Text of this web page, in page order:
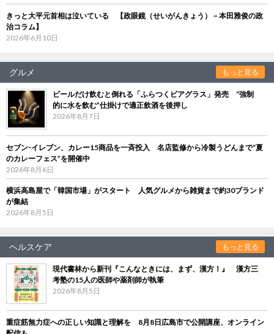
きっと大平元首相は泣いている 【政眼鏡（せいがんきょう）－本田雅俊の政
治コラム】
2026年6月10日
グルメ もっと見る
ビールだけ飲むと倒れる「ふらつくビアグラス」発売 “強制
的に水を飲む”仕掛けで適正飲酒を後押し
2026年8月7日
セブン‐イレブン、カレー15商品を一斉投入 名店監修から冷製うどんまで“夏
のカレーフェス”を開催中
2026年8月6日
横浜高島屋で「韓国市場」がスタート 人気グルメから雑貨まで約30ブランド
が集結
2026年8月5日
ヘルスケア もっと見る
現代書林から新刊『こんなときには、まず、漢方！』 漢方三
考塾の15人の医師や薬剤師が執筆
2026年8月5日
重症筋無力症への正しい知識と理解を 8月8日広島市で公開講座、オンライン